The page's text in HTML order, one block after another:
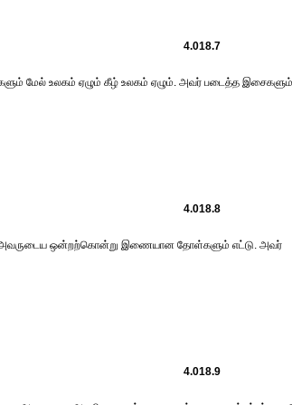
4.018.7
மேல் உலகம் ஏழும் கீழ் உலகம் ஏழும். அவர் படைத்த இசைகளும்
4.018.8
அவருடைய ஒன்றற்கொன்று இணையான தோள்களும் எட்டு. அவர்
4.018.9